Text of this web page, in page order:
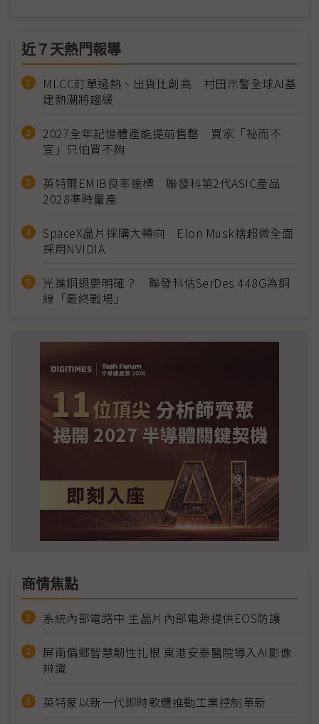
近７天熱門報導
MLCC訂單過熱、出貨比創高 村田示警全球AI基
建熱潮將趨緩
2027全年記憶體產能提前售罄 買家「祕而不
宣」只怕買不夠
英特爾EMIB良率達標 聯發科第2代ASIC產品
2028準時量產
SpaceX晶片採購大轉向 Elon Musk捨超微全面
採用NVIDIA
光進銅退更明確？ 聯發科估SerDes 448G為銅
線「最終戰場」
商情焦點
系統內部電路中 主晶片內部電源提供EOS防護
屏南偏鄉智慧韌性扎根 東港安泰醫院導入AI影像
辨識
英特蒙以新一代即時軟體推動工業控制革新